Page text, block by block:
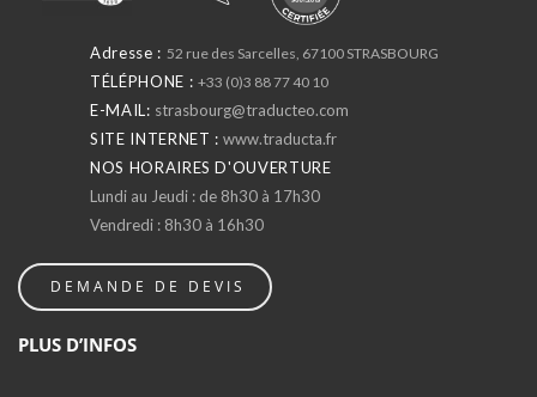
Adresse : 52 rue des Sarcelles, 67100 STRASBOURG
TÉLÉPHONE : +33 (0)3 88 77 40 10
E-MAIL: strasbourg@traducteo.com
SITE INTERNET :www.traducta.fr
NOS HORAIRES D'OUVERTURE
Lundi au Jeudi : de 8h30 à 17h30
Vendredi : 8h30 à 16h30
DEMANDE DE DEVIS
PLUS D’INFOS